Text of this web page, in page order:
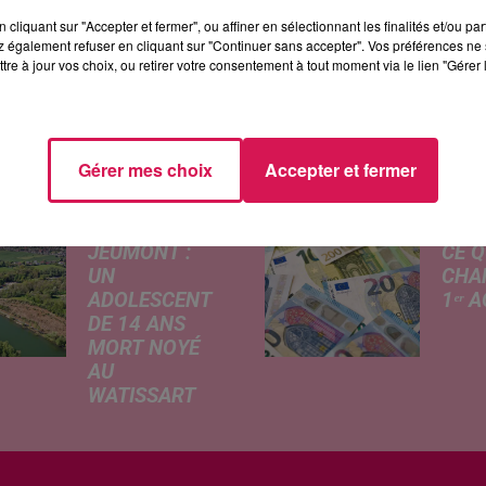
vaste chantier puisque l’ancienne école Joliot-
2025.
JEUMONT :
UN
ADOLESCENT
DE 14 ANS
MORT NOYÉ
AU
WATISSART
informations
CE
1ᵉʳ
de
cliquant sur "Accepter et fermer", ou affiner en sélectionnant les finalités et/ou
également refuser en cliquant sur "Continuer sans accepter". Vos préférences
à jour vos choix, ou retirer votre consentement à tout moment via le lien
Gérer mes choix Accepter et fermer